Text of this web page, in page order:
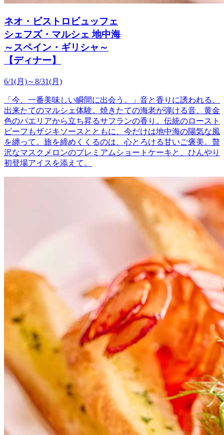
ネオ・ビストロビュッフェ
シェフズ・マルシェ 地中海
～スペイン・ギリシャ～
【ディナー】
6/1(月)～8/31(月)
「今、一番美味しい瞬間に出会う。」音と香りに誘われる、
出来たてのマルシェ体験。焼きたての海老が弾ける音、黄金
色のパエリアから立ち昇るサフランの香り。伝統のロースト
ビーフもザジキソースとともに、今だけは地中海の陽気な風
を纏って。旅を締めくくるのは、心とろける甘いご褒美。贅
沢なマスクメロンのプレミアムショートケーキと、ひんやり
初登場アイスを添えて。